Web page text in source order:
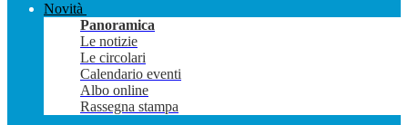
Novità
Panoramica
Le notizie
Le circolari
Calendario eventi
Albo online
Rassegna stampa